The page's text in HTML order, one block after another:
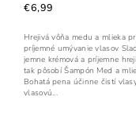
€6,99
Hrejivá vôňa medu a mlieka
príjemné umývanie vlasov
jemne krémová a príjemne
tak pôsobí Šampón Med a
Bohatá pena účinne čistí
vlasovú...